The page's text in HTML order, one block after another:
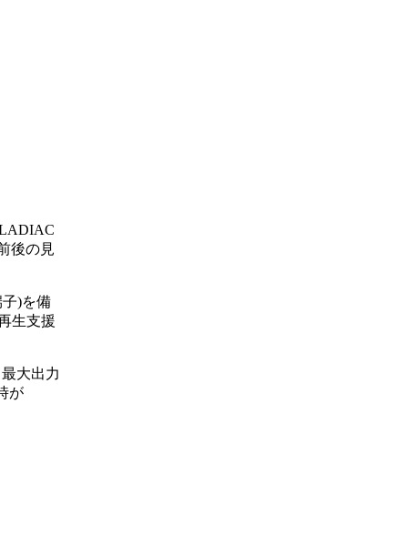
後の見
)を備
生支援
大出力
が